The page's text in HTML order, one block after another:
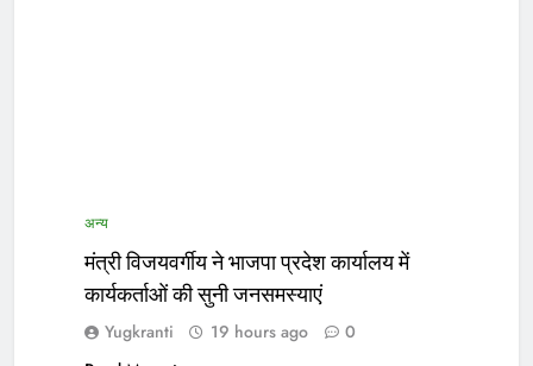
अन्य
मंत्री विजयवर्गीय ने भाजपा प्रदेश कार्यालय में
कार्यकर्ताओं की सुनी जनसमस्याएं
Yugkranti 19 hours ago
0